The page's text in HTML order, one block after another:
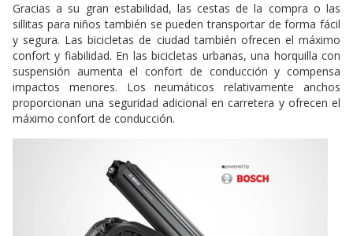
Gracias a su gran estabilidad, las cestas de la compra o las
sillitas para niños también se pueden transportar de forma fácil
y segura. Las bicicletas de ciudad también ofrecen el máximo
confort y fiabilidad. En las bicicletas urbanas, una horquilla con
suspensión aumenta el confort de conducción y compensa
impactos menores. Los neumáticos relativamente anchos
proporcionan una seguridad adicional en carretera y ofrecen el
máximo confort de conducción.